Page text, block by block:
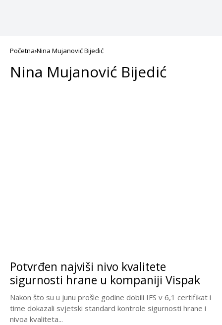
Početna Nina Mujanović Bijedić
Nina Mujanović Bijedić
Potvrđen najviši nivo kvalitete
sigurnosti hrane u kompaniji Vispak
Nakon što su u junu prošle godine dobili IFS v 6,1 certifikat i
time dokazali svjetski standard kontrole sigurnosti hrane i
nivoa kvaliteta...